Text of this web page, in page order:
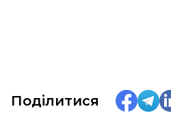
Поділитися